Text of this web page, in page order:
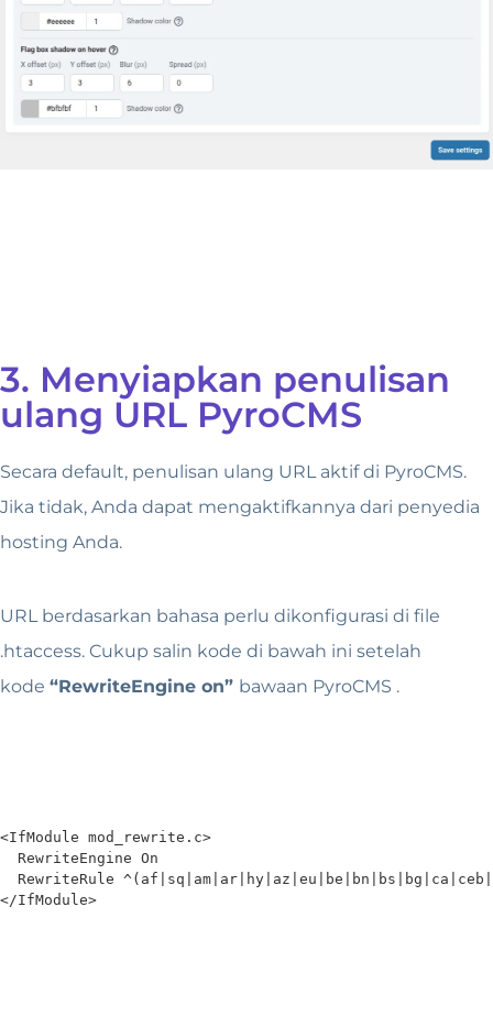
3. Menyiapkan penulisan
ulang URL PyroCMS
Secara default, penulisan ulang URL aktif di PyroCMS.
Jika tidak, Anda dapat mengaktifkannya dari penyedia
hosting Anda.
URL berdasarkan bahasa perlu dikonfigurasi di file
.htaccess. Cukup salin kode di bawah ini setelah
kode “RewriteEngine on” bawaan PyroCMS .
<IfModule mod_rewrite.c>
  RewriteEngine On
RewriteRule
</IfModule>